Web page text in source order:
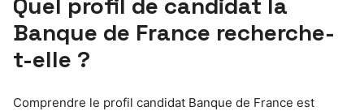
Banque de France recherche-
t-elle ?
Comprendre le profil candidat Banque de France est